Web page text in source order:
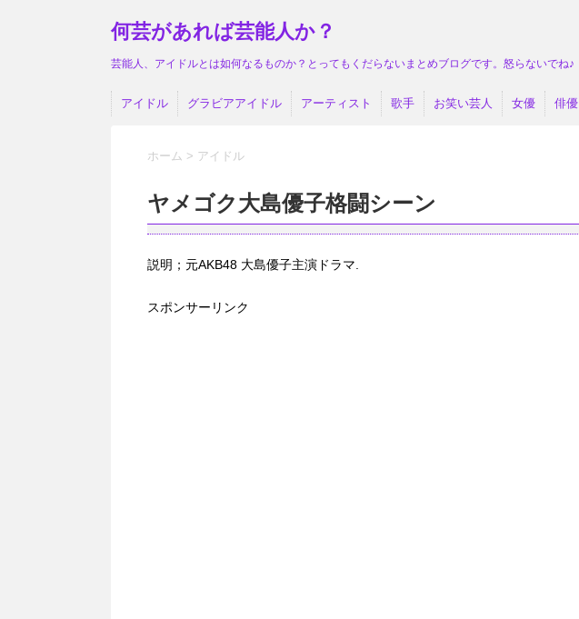
何芸があれば芸能人か？
芸能人、アイドルとは如何なるものか？とってもくだらないまとめブログです。怒らないでね♪
アイドル グラビアアイドル アーティスト 歌手 お笑い芸人 女優 俳優
ホーム > アイドル
ヤメゴク大島優子格闘シーン
説明；元AKB48 大島優子主演ドラマ.
スポンサーリンク